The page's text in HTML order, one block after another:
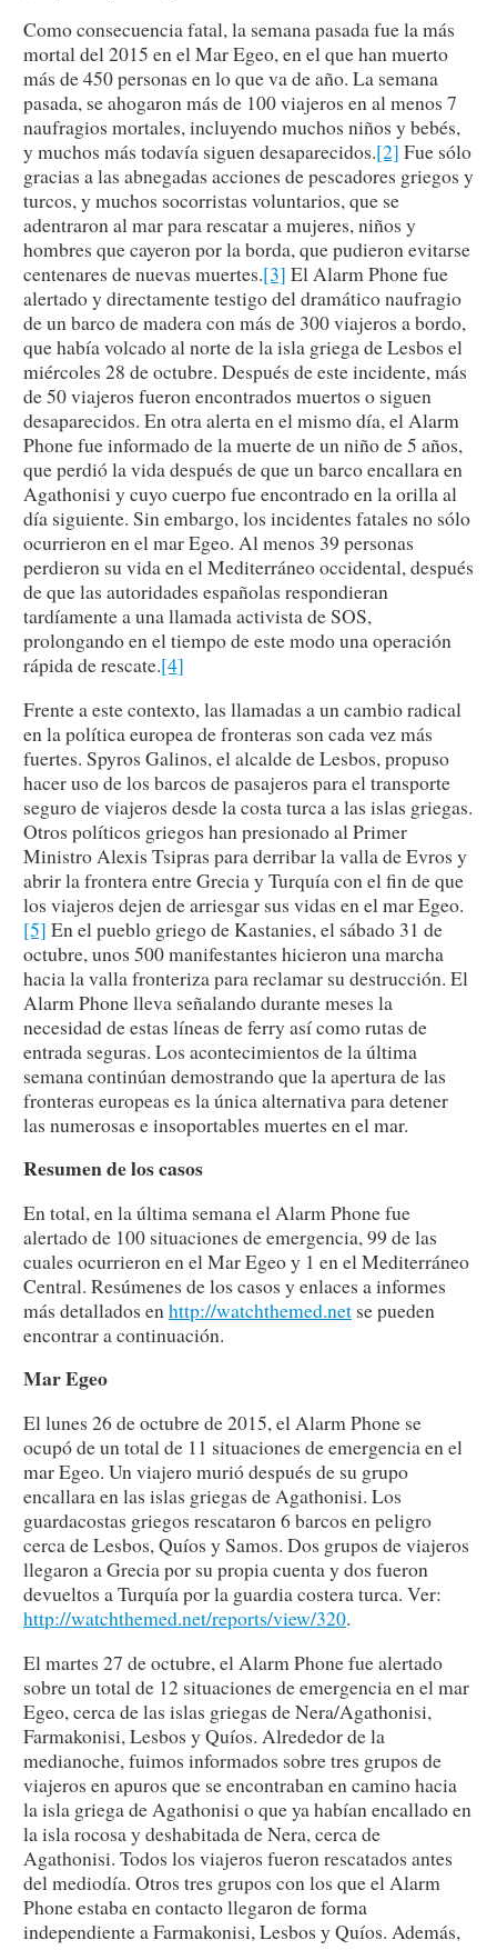
Como consecuencia fatal, la semana pasada fue la más
mortal del 2015 en el Mar Egeo, en el que han muerto
más de 450 personas en lo que va de año. La semana
pasada, se ahogaron más de 100 viajeros en al menos 7
naufragios mortales, incluyendo muchos niños y bebés,
y muchos más todavía siguen desaparecidos.[2] Fue sólo
gracias a las abnegadas acciones de pescadores griegos y
turcos, y muchos socorristas voluntarios, que se
adentraron al mar para rescatar a mujeres, niños y
hombres que cayeron por la borda, que pudieron evitarse
centenares de nuevas muertes.[3] El Alarm Phone fue
alertado y directamente testigo del dramático naufragio
de un barco de madera con más de 300 viajeros a bordo,
que había volcado al norte de la isla griega de Lesbos el
miércoles 28 de octubre. Después de este incidente, más
de 50 viajeros fueron encontrados muertos o siguen
desaparecidos. En otra alerta en el mismo día, el Alarm
Phone fue informado de la muerte de un niño de 5 años,
que perdió la vida después de que un barco encallara en
Agathonisi y cuyo cuerpo fue encontrado en la orilla al
día siguiente. Sin embargo, los incidentes fatales no sólo
ocurrieron en el mar Egeo. Al menos 39 personas
perdieron su vida en el Mediterráneo occidental, después
de que las autoridades españolas respondieran
tardíamente a una llamada activista de SOS,
prolongando en el tiempo de este modo una operación
rápida de rescate.[4]
Frente a este contexto, las llamadas a un cambio radical
en la política europea de fronteras son cada vez más
fuertes. Spyros Galinos, el alcalde de Lesbos, propuso
hacer uso de los barcos de pasajeros para el transporte
seguro de viajeros desde la costa turca a las islas griegas.
Otros políticos griegos han presionado al Primer
Ministro Alexis Tsipras para derribar la valla de Evros y
abrir la frontera entre Grecia y Turquía con el fin de que
los viajeros dejen de arriesgar sus vidas en el mar Egeo.
[5] En el pueblo griego de Kastanies, el sábado 31 de
octubre, unos 500 manifestantes hicieron una marcha
hacia la valla fronteriza para reclamar su destrucción. El
Alarm Phone lleva señalando durante meses la
necesidad de estas líneas de ferry así como rutas de
entrada seguras. Los acontecimientos de la última
semana continúan demostrando que la apertura de las
fronteras europeas es la única alternativa para detener
las numerosas e insoportables muertes en el mar.
Resumen de los casos
En total, en la última semana el Alarm Phone fue
alertado de 100 situaciones de emergencia, 99 de las
cuales ocurrieron en el Mar Egeo y 1 en el Mediterráneo
Central. Resúmenes de los casos y enlaces a informes
más detallados enhttp://watchthemed.net se pueden
encontrar a continuación.
Mar Egeo
El lunes 26 de octubre de 2015, el Alarm Phone se
ocupó de un total de 11 situaciones de emergencia en el
mar Egeo. Un viajero murió después de su grupo
encallara en las islas griegas de Agathonisi. Los
guardacostas griegos rescataron 6 barcos en peligro
cerca de Lesbos, Quíos y Samos. Dos grupos de viajeros
llegaron a Grecia por su propia cuenta y dos fueron
devueltos a Turquía por la guardia costera turca. Ver:
http://watchthemed.net/reports/view/320.
El martes 27 de octubre, el Alarm Phone fue alertado
sobre un total de 12 situaciones de emergencia en el mar
Egeo, cerca de las islas griegas de Nera/Agathonisi,
Farmakonisi, Lesbos y Quíos. Alrededor de la
medianoche, fuimos informados sobre tres grupos de
viajeros en apuros que se encontraban en camino hacia
la isla griega de Agathonisi o que ya habían encallado en
la isla rocosa y deshabitada de Nera, cerca de
Agathonisi. Todos los viajeros fueron rescatados antes
del mediodía. Otros tres grupos con los que el Alarm
Phone estaba en contacto llegaron de forma
independiente a Farmakonisi, Lesbos y Quíos. Además,